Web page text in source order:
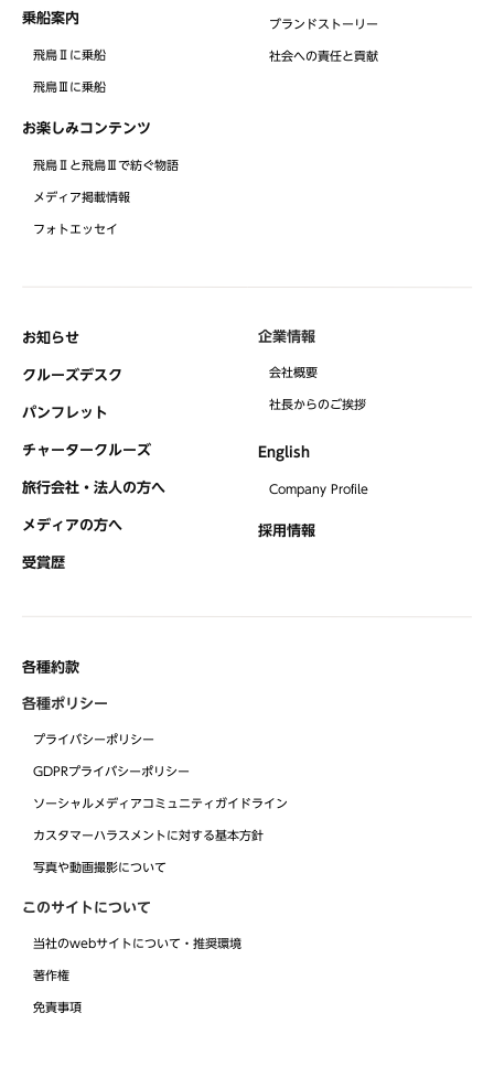
乗船案内
飛鳥Ⅱに乗船
飛鳥Ⅲに乗船
お楽しみコンテンツ
飛鳥Ⅱと飛鳥Ⅲで紡ぐ物語
メディア掲載情報
フォトエッセイ
ブランドストーリー
社会への責任と貢献
お知らせ
クルーズデスク
パンフレット
チャータークルーズ
旅行会社・法人の方へ
メディアの方へ
受賞歴
企業情報
会社概要
社⻑からのご挨拶
English
Company Profile
採用情報
各種約款
各種ポリシー
プライバシーポリシー
GDPRプライバシーポリシー
ソーシャルメディアコミュニティガイドライン
カスタマーハラスメントに対する基本方針
写真や動画撮影について
このサイトについて
当社のwebサイトについて・推奨環境
著作権
免責事項